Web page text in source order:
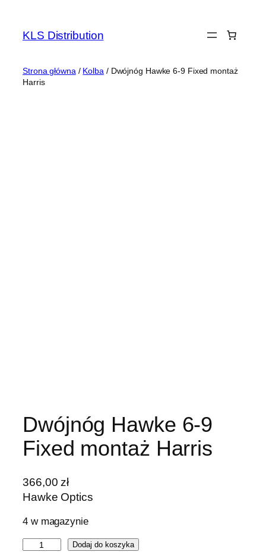
treściKLS Distribution
Strona główna / Kolba / Dwójnóg Hawke 6-9 Fixed montaż
Harris
Dwójnóg Hawke 6-9
Fixed montaż Harris
366,00zł
Hawke Optics
4 w magazynie
Dodaj do koszyka